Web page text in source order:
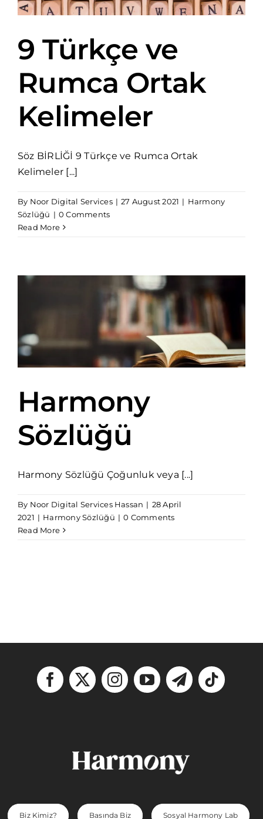
9 Türkçe ve
Rumca Ortak
Kelimeler
Söz BİRLİĞİ 9 Türkçe ve Rumca Ortak
Kelimeler [...]
By Noor Digital Services | 27 August 2021 | Harmony
Sözlüğü | 0 Comments
Read More
Harmony
Sözlüğü
Harmony Sözlüğü Çoğunluk veya [...]
By Noor Digital Services Hassan | 28 April
2021 | Harmony Sözlüğü | 0 Comments
Read More
Biz Kimiz? Basında Biz Sosyal Harmony Lab